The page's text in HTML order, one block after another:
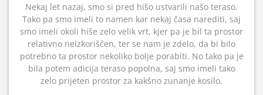
Nekaj let nazaj, smo si pred hišo ustvarili našo teraso.
Tako pa smo imeli to namen kar nekaj časa narediti, saj
smo imeli okoli hiše zelo velik vrt, kjer pa je bil ta prostor
relativno neizkoriščen, ter se nam je zdelo, da bi bilo
potrebno ta prostor nekoliko bolje porabiti. No tako pa je
bila potem adicija teraso popolna, saj smo imeli tako
zelo prijeten prostor za kakšno zunanje kosilo.